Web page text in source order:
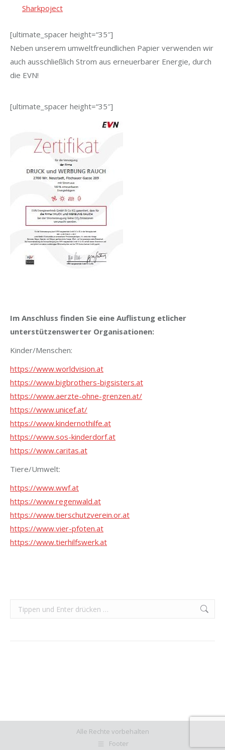
Sharkpoject
[ultimate_spacer height=“35″]
Neben unserem umweltfreundlichen Papier verwenden wir
auch ausschließlich Strom aus erneuerbarer Energie, durch
die EVN!
[ultimate_spacer height=“35″]
Im Anschluss finden Sie eine Auflistung etlicher
unterstützenswerter Organisationen:
Kinder/Menschen:
https://www.worldvision.at
https://www.bigbrothers-bigsisters.at
https://www.aerzte-ohne-grenzen.at/
https://www.unicef.at/
https://www.kindernothilfe.at
https://www.sos-kinderdorf.at
https://www.caritas.at
Tiere/Umwelt:
https://www.wwf.at
https://www.regenwald.at
https://www.tierschutzverein.or.at
https://www.vier-pfoten.at
https://www.tierhilfswerk.at
Search:
Alle Rechte vorbehalten
Footer